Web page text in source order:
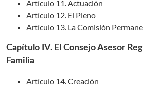
Artículo 11. Actuación
Artículo 12. El Pleno
Artículo 13. La Comisión
Capítulo IV. El Consejo Asesor
Familia
Artículo 14. Creación